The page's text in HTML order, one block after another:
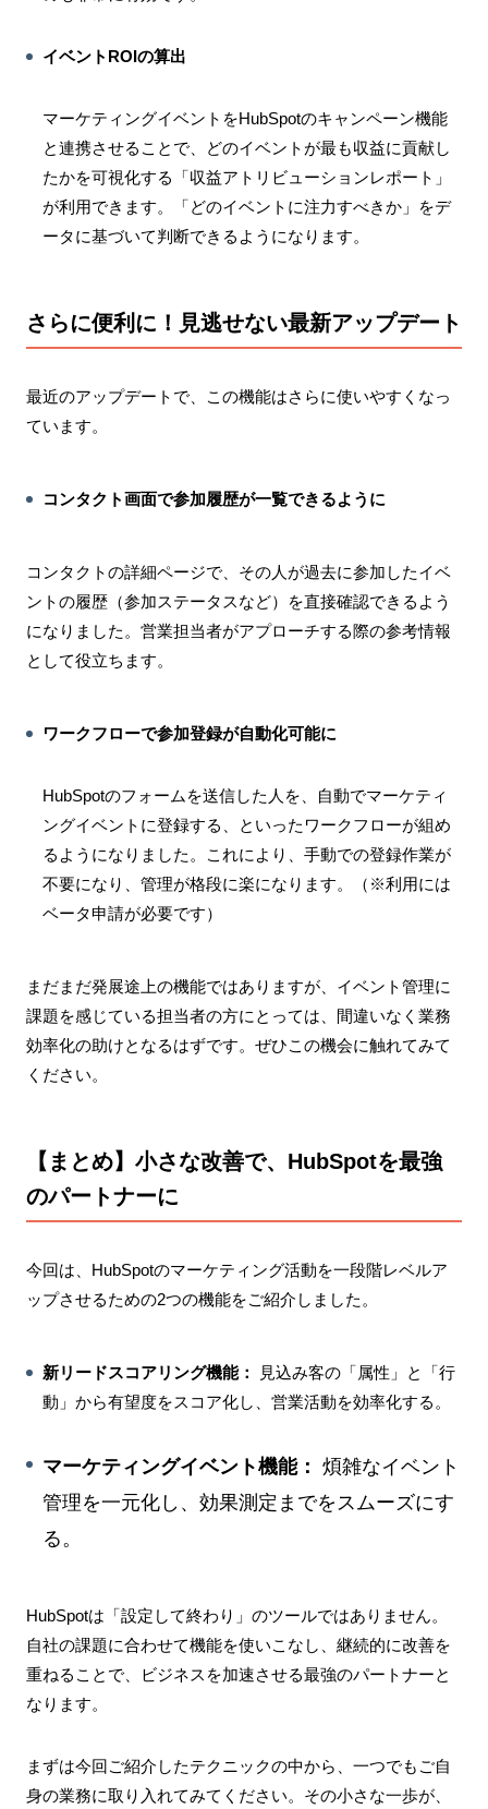
イベントROIの算出
マーケティングイベントをHubSpotのキャンペーン機能
と連携させることで、どのイベントが最も収益に貢献し
たかを可視化する「収益アトリビューションレポート」
が利用できます。「どのイベントに注力すべきか」をデ
ータに基づいて判断できるようになります。
さらに便利に！見逃せない最新アップデート
最近のアップデートで、この機能はさらに使いやすくなっ
ています。
コンタクト画面で参加履歴が一覧できるように
コンタクトの詳細ページで、その人が過去に参加したイベ
ントの履歴（参加ステータスなど）を直接確認できるよう
になりました。営業担当者がアプローチする際の参考情報
として役立ちます。
ワークフローで参加登録が自動化可能に
HubSpotのフォームを送信した人を、自動でマーケティ
ングイベントに登録する、といったワークフローが組め
るようになりました。これにより、手動での登録作業が
不要になり、管理が格段に楽になります。（※利用には
ベータ申請が必要です）
まだまだ発展途上の機能ではありますが、イベント管理に
課題を感じている担当者の方にとっては、間違いなく業務
効率化の助けとなるはずです。ぜひこの機会に触れてみて
ください。
【まとめ】小さな改善で、HubSpotを最強
のパートナーに
今回は、HubSpotのマーケティング活動を一段階レベルア
ップさせるための2つの機能をご紹介しました。
新リードスコアリング機能：
見込み客の「属性」と「行
動」から有望度をスコア化し、営業活動を効率化する。
マーケティングイベント機能： 煩雑なイベント
管理を一元化し、効果測定までをスムーズにす
る。
HubSpotは「設定して終わり」のツールではありません。
自社の課題に合わせて機能を使いこなし、継続的に改善を
重ねることで、ビジネスを加速させる最強のパートナーと
なります。
まずは今回ご紹介したテクニックの中から、一つでもご自
身の業務に取り入れてみてください。その小さな一歩が、